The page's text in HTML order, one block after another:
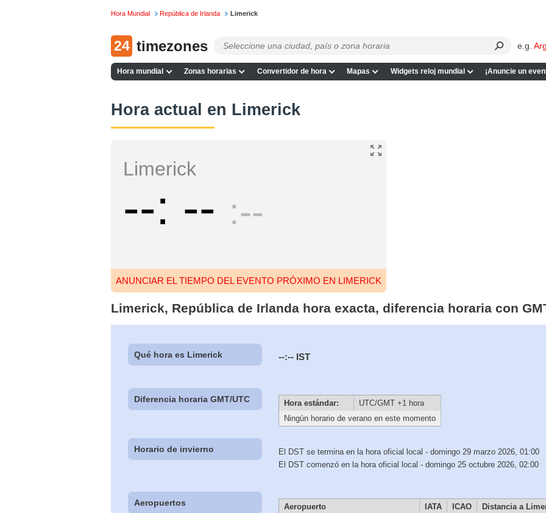
Hora Mundial República de Irlanda Limerick
24 timezones e.g.
Hora mundial Zonas horarias Convertidor de hora Mapas Widgets reloj mundial ¡Anuncie un
Hora actual en Limerick
Limerick
-- -- --
ANUNCIAR EL TIEMPO DEL EVENTO PRÓXIMO EN LIMERICK
Limerick, República de Irlanda hora exacta, diferencia horaria con
Qué hora es Limerick --:-- IST
Diferencia horaria GMT/UTC Hora estándar:
UTC/GMT +1 hora
Ningún horario de verano en este momento
Horario de invierno
El DST se termina en la hora oficial local - domingo 29 marzo 2026, 01:00
El DST comenzó en la hora oficial local - domingo 25 octubre 2026, 02:00
Aeropuertos Aeropuerto IATA ICAO
Distancia a